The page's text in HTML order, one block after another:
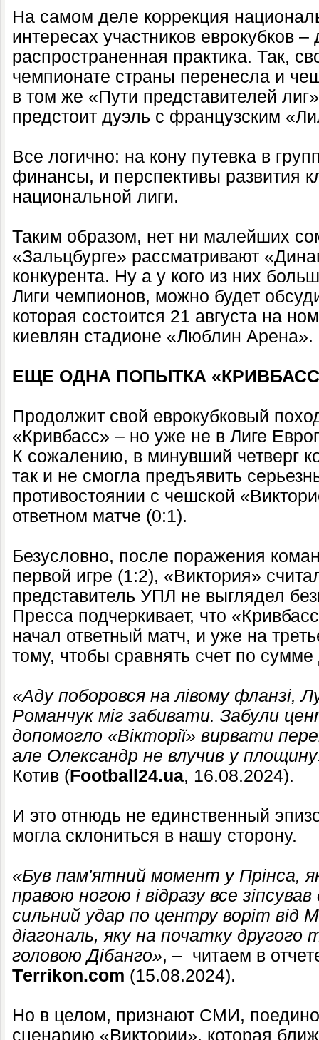
На самом деле коррекция
интересах участников еврокубков –
распространенная практика. Так,
чемпионате страны перенесла и
в том же «Пути представителей
предстоит дуэль с французским
Все логично: на кону путевка в
финансы, и перспективы развития
национальной лиги.
Таким образом, нет ни малейших
«Зальцбурге» рассматривают
конкурента. Ну а у кого из них
Лиги чемпионов, можно будет
которая состоится 21 августа на
киевлян стадионе «Люблин Арена».
ЕЩЕ ОДНА ПОПЫТКА
Продолжит свой еврокубковый
«Кривбасс» – но уже не в Лиге
К сожалению, в минувший четверг
так и не смогла предъявить
противостоянии с чешской
ответном матче (0:1).
Безусловно, после поражения
первой игре (1:2), «Виктория»
представитель УПЛ не выглядел
Пресса подчеркивает, что
начал ответный матч, и уже на
тому, чтобы сравнять счет по
«Аду поборовся на лівому фланзі,
Романчук міг забивати. Забули
допомогло «Вікторії» вирвати
але Олександр не влучив у
Котив (Football24.ua, 16.08.2024).
И это отнюдь не единственный
могла склониться в нашу сторону.
«Був пам'ятний момент у Прінса,
правою ногою і відразу все
сильний удар по центру воріт
діагональ, яку на початку
головою Дібанго», – читаем в
Тerrikon.com (15.08.2024).
Но в целом, признают СМИ,
сценарию «Виктории», которая